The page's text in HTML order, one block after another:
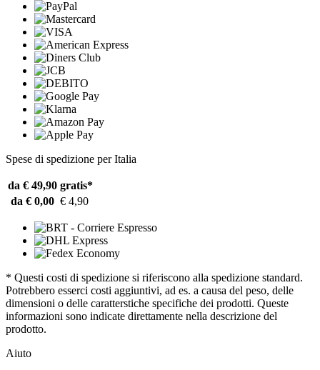
Spese di spedizione per Italia
da € 49,90 gratis*
da € 0,00 € 4,90
* Questi costi di spedizione si riferiscono alla spedizione standard.
Potrebbero esserci costi aggiuntivi, ad es. a causa del peso, delle
dimensioni o delle caratterstiche specifiche dei prodotti. Queste
informazioni sono indicate direttamente nella descrizione del
prodotto.
Aiuto